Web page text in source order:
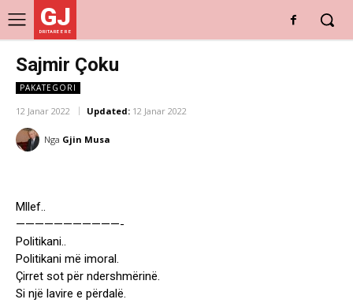
GJ
DRITARE E RE
Sajmir Çoku
PAKATEGORI
12 Janar 2022 Updated: 12 Janar 2022
Nga Gjin Musa
Mllef..
———————————-
Politikani..
Politikani më imoral.
Çirret sot për ndershmërinë.
Si një lavire e përdalë.